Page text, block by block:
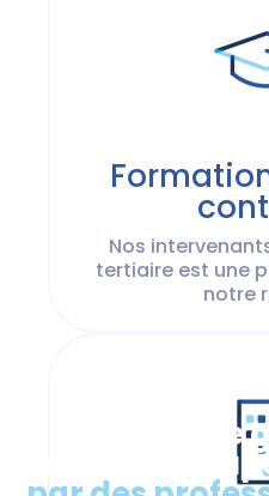
Nettoyage de
surfaces &
Nos
tertiaire est une
notre